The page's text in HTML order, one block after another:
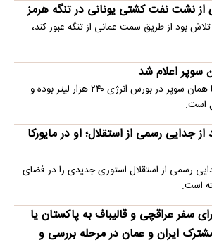
از نشت نفت کشتی یونانی در تنگه هرمز
بود از طریق سمت عمانی از تنگه عبور کند،
سوپر اعلام شد
حجم عرضه بنزین ویژه یا همان سوپر در بورس انرژی ۲۴۰ هزار لیتر بوده و
جدایی رسمی از استقلال؛ او در مایورکا
رسمی از استقلال استوری جدیدی را در فضای
است.
سفر عراقچی و قالیباف به پاکستان یا
ایران و عمان در مرحله بررسی و